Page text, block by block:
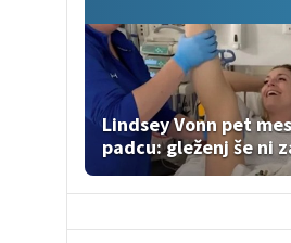
Lindsey Vonn pet
padcu: gleženj še ni